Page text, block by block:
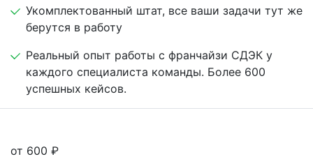
Укомплектованный штат, все ваши задачи тут же
берутся в работу
Реальный опыт работы с франчайзи СДЭК у
каждого специалиста команды. Более 600
успешных кейсов.
от 600 ₽